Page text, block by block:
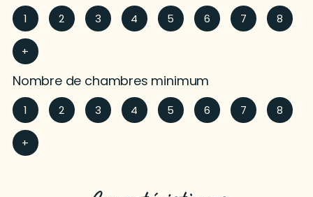
1 2 3 4 5 6 7 8
+
Nombre de chambres minimum
1 2 3 4 5 6 7 8
+